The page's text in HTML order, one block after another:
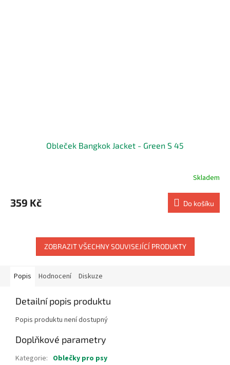
Obleček Bangkok Jacket - Green S 45
Skladem
359 Kč Do košíku
ZOBRAZIT VŠECHNY SOUVISEJÍCÍ PRODUKTY
Popis Hodnocení Diskuze
Detailní popis produktu
Popis produktu není dostupný
Doplňkové parametry
Kategorie: Oblečky pro psy